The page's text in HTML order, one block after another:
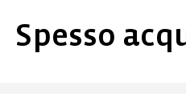
Spesso